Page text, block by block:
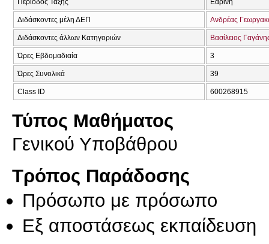
Περίοδος Τάξης Εαρινή
Διδάσκοντες μέλη ΔΕΠ Ανδρέας
Διδάσκοντες άλλων Κατηγοριών Βασίλειος
Ώρες Εβδομαδιαία 3
Ώρες Συνολικά 39
Class ID 600268915
Τύπος Μαθήματος
Γενικού Υποβάθρου
Τρόπος Παράδοσης
Πρόσωπο με πρόσωπο
Eξ απoστάσεως εκπαίδευση